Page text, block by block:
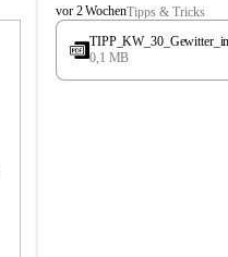
L
a
e
vor 2 WochenTipps & Tricks
0,1 MB